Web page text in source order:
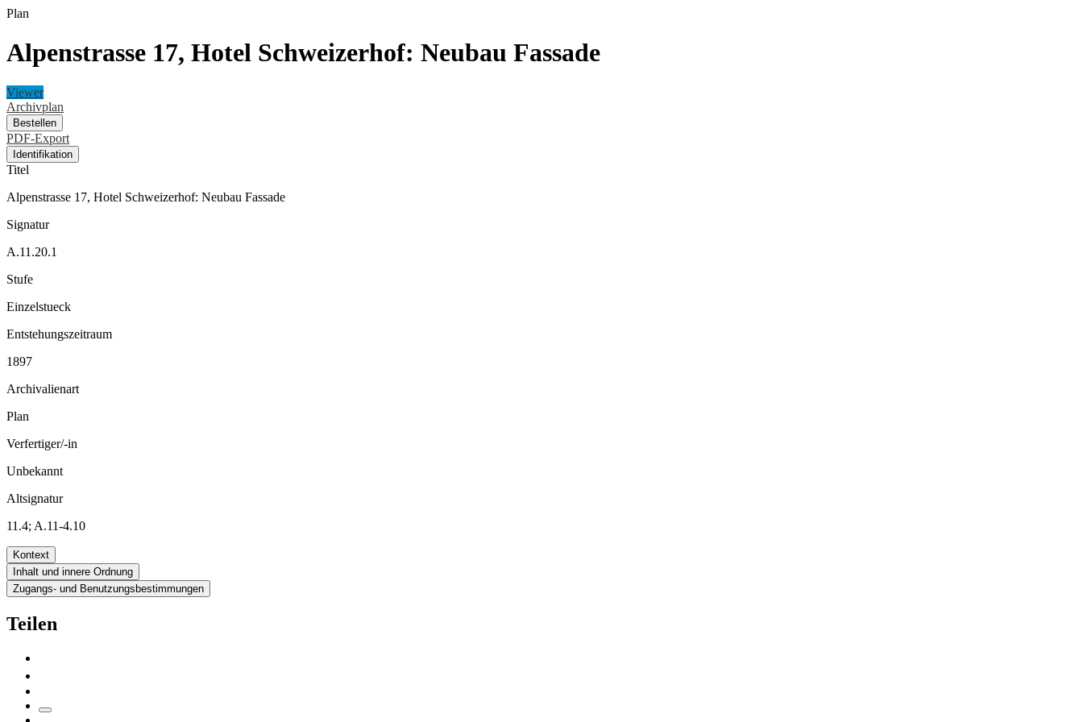
Plan
Alpenstrasse 17, Hotel Schweizerhof: Neubau Fassade
Viewer
Archivplan
Bestellen
PDF-Export
Identifikation
Titel
Alpenstrasse 17, Hotel Schweizerhof: Neubau Fassade
Signatur
A.11.20.1
Stufe
Einzelstueck
Entstehungszeitraum
1897
Archivalienart
Plan
Verfertiger/-in
Unbekannt
Altsignatur
11.4; A.11-4.10
Kontext
Inhalt und innere Ordnung
Zugangs- und Benutzungsbestimmungen
Teilen